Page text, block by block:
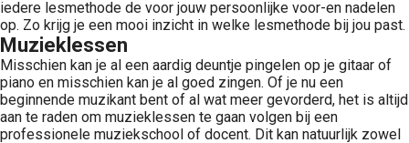
iedere lesmethode de voor jouw persoonlijke voor-en nadelen
op. Zo krijg je een mooi inzicht in welke lesmethode bij jou past.
Muzieklessen
Misschien kan je al een aardig deuntje pingelen op je gitaar of
piano en misschien kan je al goed zingen. Of je nu een
beginnende muzikant bent of al wat meer gevorderd, het is altijd
aan te raden om muzieklessen te gaan volgen bij een
professionele muziekschool of docent. Dit kan natuurlijk zowel